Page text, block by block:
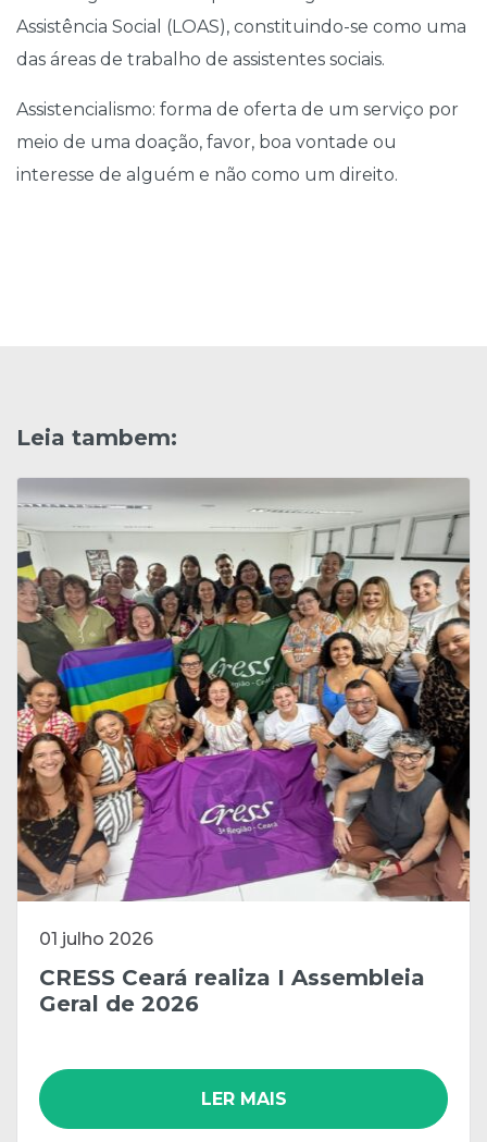
Assistência Social (LOAS), constituindo-se como uma
das áreas de trabalho de assistentes sociais.
Assistencialismo: forma de oferta de um serviço por
meio de uma doação, favor, boa vontade ou
interesse de alguém e não como um direito.
Leia tambem:
01 julho 2026
CRESS Ceará realiza I Assembleia
Geral de 2026
LER MAIS